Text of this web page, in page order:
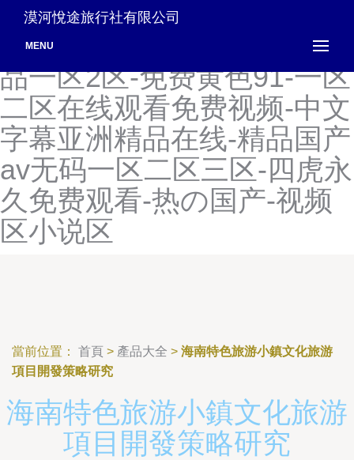
欧美亚免费的少妇很色-国产
精品久久久免费视频-国产精
品一区2区-免费黄色91-一区
二区在线观看免费视频-中文
字幕亚洲精品在线-精品国产
av无码一区二区三区-四虎永
久免费观看-热の国产-视频
区小说区
漠河悅途旅行社有限公司
MENU
當前位置： 首頁 > 產品大全 > 海南特色旅游小鎮文化旅游
項目開發策略研究
海南特色旅游小鎮文化旅游
項目開發策略研究